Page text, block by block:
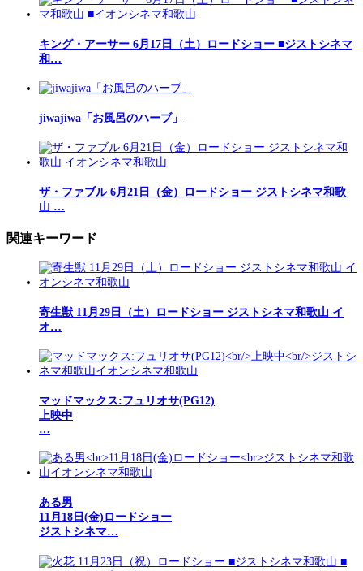
キング・アーサー 6月17日（土）ロードショー ■ジストシネマ
和…
jiwajiwa「お風呂のハーブ」
ザ・ファブル 6月21日（金）ロードショー ジストシネマ和歌
山 …
関連キーワード
寄生獣 11月29日（土）ロードショー ジストシネマ和歌山 イ
オ…
マッドマックス:フュリオサ(PG12)
上映中
…
ある男
11月18日(金)ロードショー
ジストシネマ…